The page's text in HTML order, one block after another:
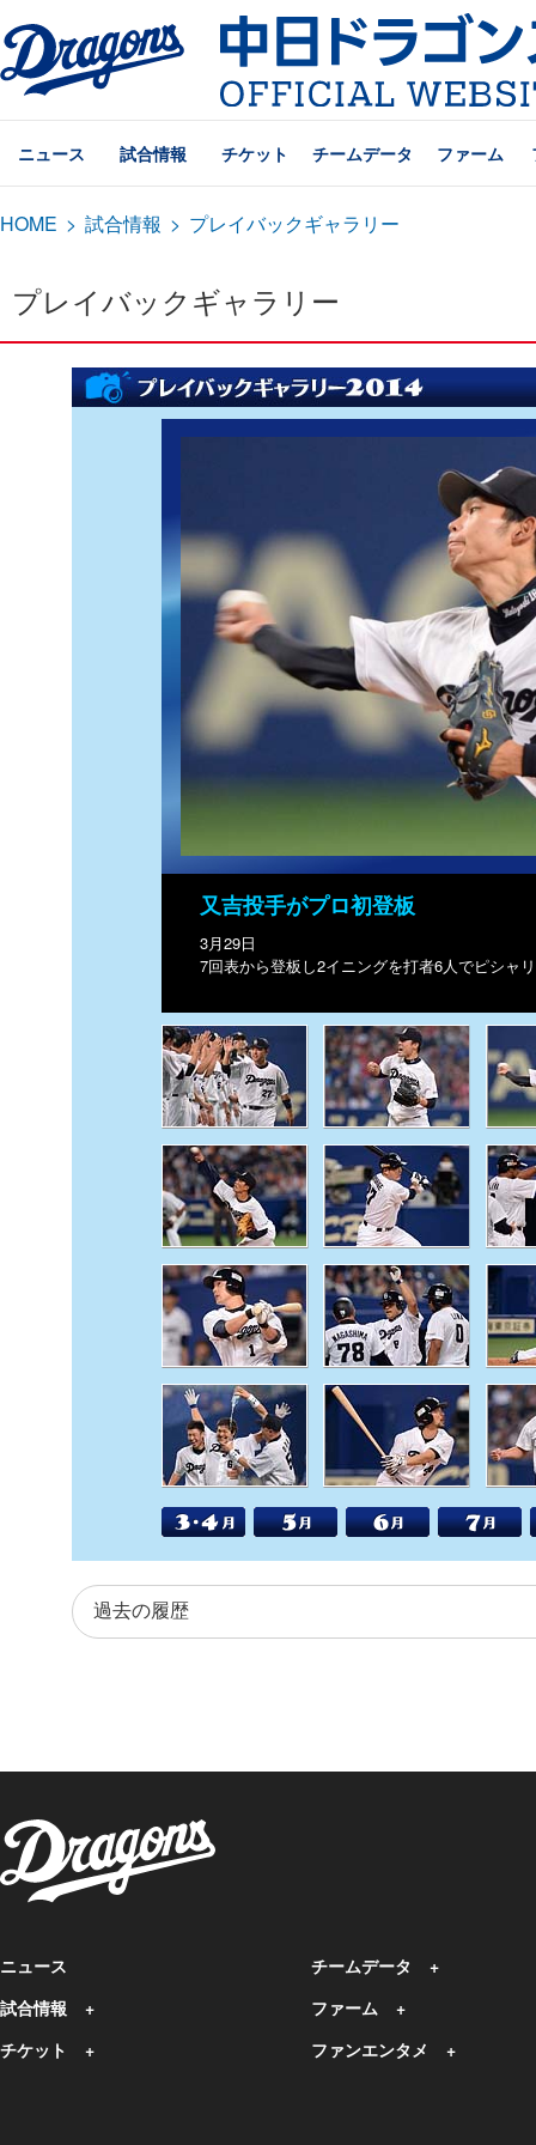
ニュース 試合情報 チケット チームデータ ファーム
HOME > 試合情報 > プレイバックギャラリー
プレイバックギャラリー
又吉投手がプロ初登板
3月29日
7回表から登板し2イニングを打者6人でピシャ
ニュース
試合情報
チケット
チームデータ
ファーム
ファンエンタメ